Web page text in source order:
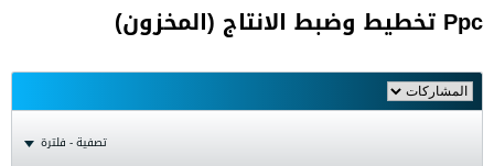
Ppc تخطيط وضبط الانتاج (المخزون)
تصفية - فلترة